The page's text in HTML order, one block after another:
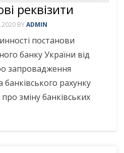
реквізити
BYADMIN
постанови
банку України від
запровадження
рахунку
зміну банківських